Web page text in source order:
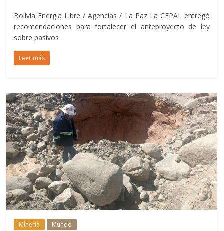
Bolivia Energía Libre / Agencias / La Paz La CEPAL entregó
recomendaciones para fortalecer el anteproyecto de ley
sobre pasivos
Leer más
Mineria Mundo